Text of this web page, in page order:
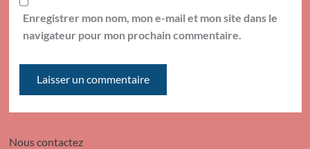
Enregistrer mon nom, mon e-mail et mon site dans le
navigateur pour mon prochain commentaire.
Nous contactez